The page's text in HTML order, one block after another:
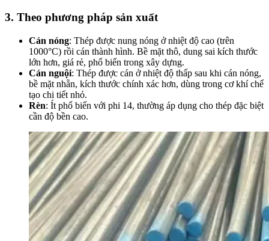
3. Theo phương pháp sản xuất
Cán nóng: Thép được nung nóng ở nhiệt độ cao (trên
1000°C) rồi cán thành hình. Bề mặt thô, dung sai kích thước
lớn hơn, giá rẻ, phổ biến trong xây dựng.
Cán nguội: Thép được cán ở nhiệt độ thấp sau khi cán nóng,
bề mặt nhẵn, kích thước chính xác hơn, dùng trong cơ khí chế
tạo chi tiết nhỏ.
Rèn: Ít phổ biến với phi 14, thường áp dụng cho thép đặc biệt
cần độ bền cao.